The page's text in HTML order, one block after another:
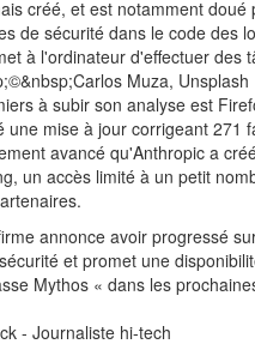
créé, et est notamment doué
de sécurité dans le code des
à l'ordinateur d'effectuer des
Muza, Unsplash
à subir son analyse est
une mise à jour corrigeant 271
avancé qu'Anthropic a
un accès limité à un petit
annonce avoir progressé
et promet une
Mythos « dans les
- Journaliste hi-tech